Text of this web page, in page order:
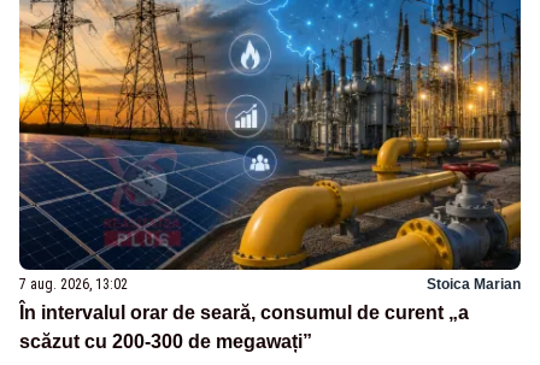
7 aug. 2026, 13:02 Stoica Marian
În intervalul orar de seară, consumul de curent „a
scăzut cu 200-300 de megawați”